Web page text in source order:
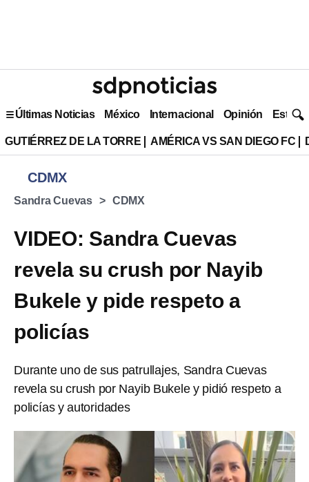
Últimas Noticias México Internacional Opinión Estilo
GUTIÉRREZ DE LA TORRE AMÉRICA VS SAN DIEGO FC
CDMX
Sandra Cuevas CDMX
VIDEO: Sandra Cuevas
revela su crush por Nayib
Bukele y pide respeto a
policías
Durante uno de sus patrullajes, Sandra Cuevas
revela su crush por Nayib Bukele y pidió respeto a
policías y autoridades